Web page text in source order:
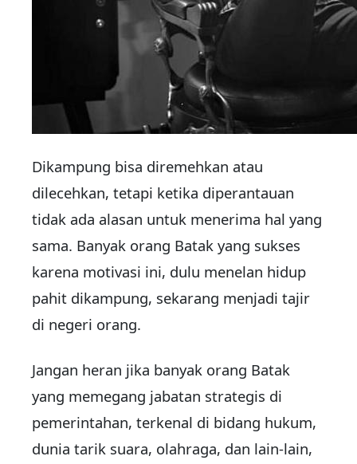
Dikampung bisa diremehkan atau
dilecehkan, tetapi ketika diperantauan
tidak ada alasan untuk menerima hal yang
sama. Banyak orang Batak yang sukses
karena motivasi ini, dulu menelan hidup
pahit dikampung, sekarang menjadi tajir
di negeri orang.
Jangan heran jika banyak orang Batak
yang memegang jabatan strategis di
pemerintahan, terkenal di bidang hukum,
dunia tarik suara, olahraga, dan lain-lain,